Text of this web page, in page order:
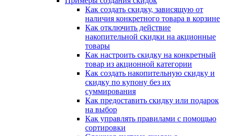
Как создать скидку, зависящую от
наличия конкретного товара в корзине
Как отключить действие
накопительной скидки на акционные
товары
Как настроить скидку на конкретный
товар из акционной категории
Как создать накопительную скидку и
скидку по купону без их
суммирования
Как предоставить скидку или подарок
на выбор
Как управлять правилами с помощью
сортировки